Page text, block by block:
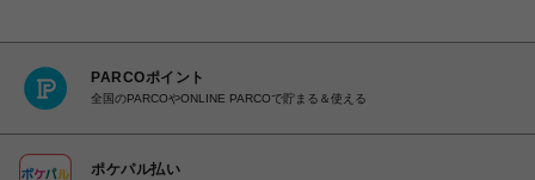
PARCOポイント
全国のPARCOやONLINE PARCOで貯まる＆使える
ポケパル払い